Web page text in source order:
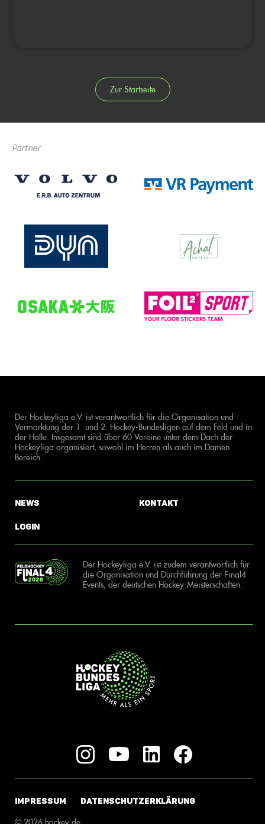
Zur Startseite
Partner
Der Hockeyliga e.V. ist verantwortlich für die Organisation und
Vermarktung der 1. und 2. Hockey-Bundesligen auf dem Feld und in
der Halle. Insgesamt sind über 60 Vereine unter dem Dach der
Hockeyliga organisiert, sowohl im Herren als auch im Damen
Bereich.
News
Login
Kontakt
Der Hockeyliga e.V. ist zudem verantwortlich für
die Organisation und Durchführung der Final4
Events, der deutschen Hockey-Meisterschaften.
IMPRESSUM DATENSCHUTZERKLÄRUNG